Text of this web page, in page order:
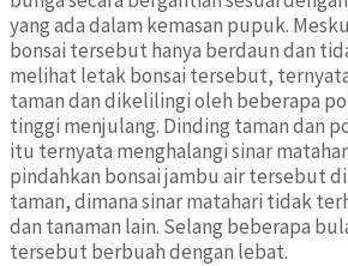
yang ada dalam kemasan pupuk.
bonsai tersebut hanya berdaun dan
melihat letak bonsai tersebut,
taman dan dikelilingi oleh beberapa
tinggi menjulang. Dinding taman dan
itu ternyata menghalangi sinar
pindahkan bonsai jambu air tersebut
taman, dimana sinar matahari tidak
dan tanaman lain. Selang beberapa
tersebut berbuah dengan lebat.